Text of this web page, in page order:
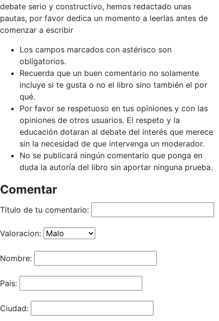
debate serio y constructivo, hemos redactado unas
pautas, por favor dedica un momento a leerlas antes de
comenzar a escribir
Los campos marcados con astérisco son
obligatorios.
Recuerda que un buen comentario no solamente
incluye si te gusta o no el libro sino también el por
qué.
Por favor se respetuoso en tus opiniones y con las
opiniones de otros usuarios. El respeto y la
educación dotaran al debate del interés que merece
sin la necesidad de que intervenga un moderador.
No se publicará ningún comentario que ponga en
duda la autoría del libro sin aportar ninguna prueba.
Comentar
Título de tu comentario:
Valoracion:
Nombre:
Pais:
Ciudad: